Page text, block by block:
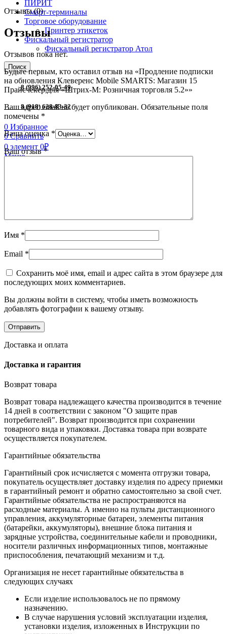
ПИРИТ
Смарт-терминалы
Торговое оборудование
Принтер этикеток
Фискальный регистратор
Фискальный регистратор Атол
Поиск
8 (996) 252-05-49
8 (918) 628-83-32
0 Избранное
0 Сравнить
0элемент 0₽
Меню
Отзывы (0)
Отзывы
Отзывов пока нет.
Будьте первым, кто оставил отзыв на «Продление подписки
на обновления Клеверенс Mobile SMARTS: Магазин 15
Прайсчекер,для «Штрих-М: Розничная торговля 5.2»»
Ваш адрес email не будет опубликован. Обязательные поля
помечены *
Ваша оценка *
Ваш отзыв*
Имя *
Email *
Сохранить моё имя, email и адрес сайта в этом браузере для
последующих моих комментариев.
Вы должны войти в систему, чтобы иметь возможность
добавлять фотографии к вашему отзыву.
Доставка и оплата
Доставка и гарантия
Возврат товара
Возврат товара надлежащего качества производится в течение
14 дней в соответствии с законом "О защите прав
потребителей". Возврат производится при сохранении
товарного вида и упаковки. Доставка товара при возврате
осуществляется покупателем.
Гарантийные обязательства
Гарантийный срок исчисляется с момента отгрузки товара,
покупатель осуществляет доставку изделия по адресу приемки
в гарантийный ремонт и обратно самостоятельно за свой счет.
Гарантийные обязательства не распространяются на
расходные материалы. А именно на пульты дистанционного
управления, аккумуляторные батареи, элементы питания
(батарейки, аккумуляторы), внешние блока питания и
зарядные устройства, соединительные кабели и проводники,
носители различных информационных типов, монтажные
приспособления, печатающий механизм и т.д.
Организация не несет гарантийные обязательства в
следующих случаях
Если изделие использовалось не по прямому
назначению.
В случае нарушения условий эксплуатации изделия,
установки изделия, изложенных в Инструкции по